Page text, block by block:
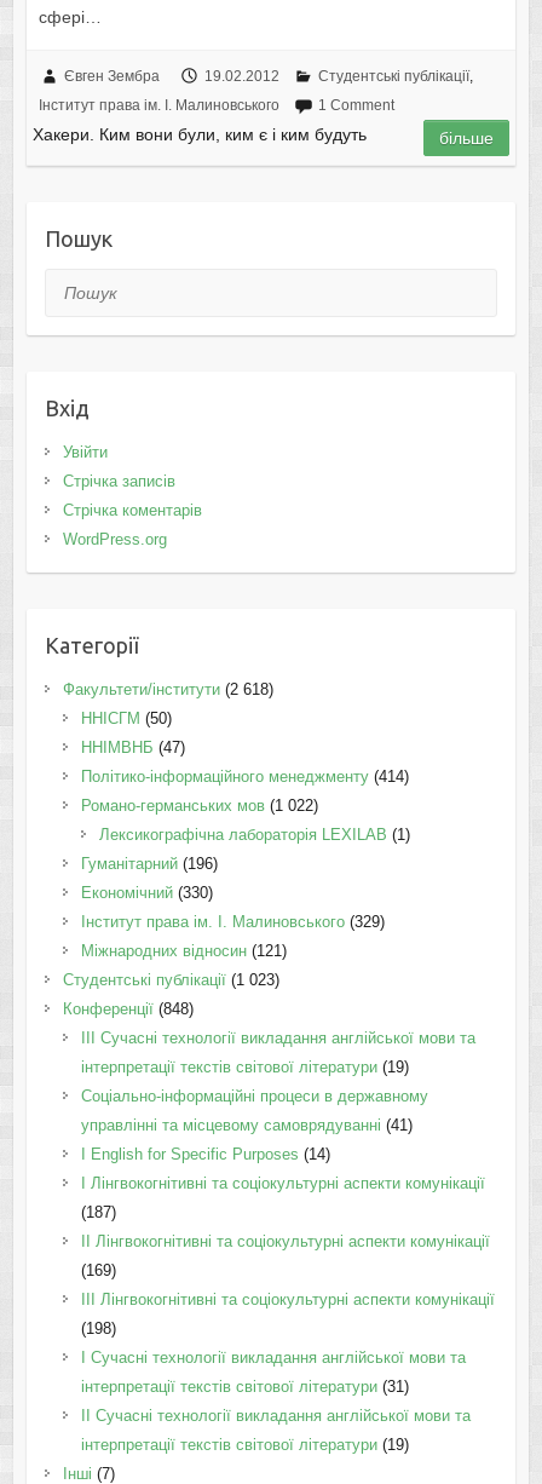
сфері…
Євген Зембра 19.02.2012 Студентські публікації,
Інститут права ім. І. Малиновського
1 Comment
Хакери. Ким вони були, ким є і ким будуть більше
Пошук
Пошук
Вхід
Увійти
Стрічка записів
Стрічка коментарів
WordPress.org
Категорії
Факультети/інститути(2 618)
ННІСГМ (50)
ННІМВНБ (47)
Політико-інформаційного менеджменту(414)
Романо-германських мов(1 022)
Лексикографічна лабораторія LEXILAB (1)
Гуманітарний(196)
Економічний(330)
Інститут права ім. І. Малиновського(329)
Міжнародних відносин(121)
Студентські публікації(1 023)
Конференції(848)
III Сучасні технології викладання англійської мови та
інтерпретації текстів світової літератури(19)
Соціально-інформаційні процеси в державному
управлінні та місцевому самоврядуванні (41)
І English for Specific Purposes (14)
I Лінгвокогнітивні та соціокультурні аспекти комунікації
(187)
IІ Лінгвокогнітивні та соціокультурні аспекти комунікації
(169)
IІI Лінгвокогнітивні та соціокультурні аспекти комунікації
(198)
I Cучасні технології викладання англійської мови та
інтерпретації текстів світової літератури(31)
II Cучасні технології викладання англійської мови та
інтерпретації текстів світової літератури(19)
Інші (7)